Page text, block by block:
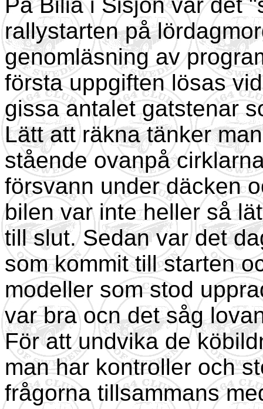
På Bilia i Sisjön var det
rallystarten på
genomläsning av
första uppgiften lösas
gissa antalet gatstenar
Lätt att räkna tänker
stående ovanpå
försvann under däcken
bilen var inte heller så
till slut. Sedan var det
som kommit till starten
modeller som stod
var bra ocn det såg
För att undvika de
man har kontroller och
frågorna tillsammans